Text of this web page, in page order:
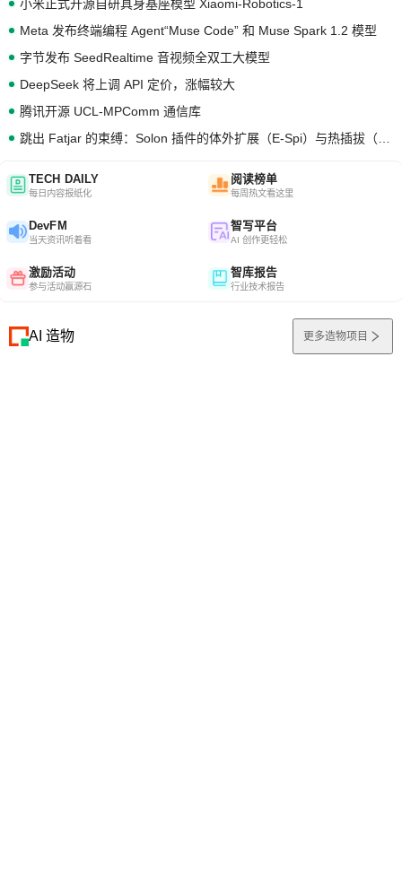
小米正式开源自研具身基座模型 Xiaomi-Robotics-1
Meta 发布终端编程 Agent“Muse Code” 和 Muse Spark 1.2 模型
字节发布 SeedRealtime 音视频全双工大模型
DeepSeek 将上调 API 定价，涨幅较大
腾讯开源 UCL-MPComm 通信库
TECH DAILY
每日内容报纸化
阅读榜单
每周热文看这里
DevFM
当天资讯听着看
智写平台
AI 创作更轻松
激励活动
参与活动赢源石
智库报告
行业技术报告
AI 造物 更多造物项目